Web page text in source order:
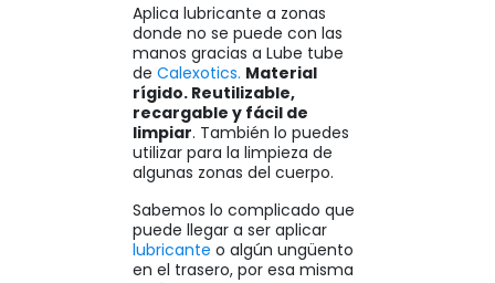
Aplica lubricante a zonas
donde no se puede con las
manos gracias a Lube tube
de Calexotics. Material
rígido. Reutilizable,
recargable y fácil de
limpiar. También lo puedes
utilizar para la limpieza de
algunas zonas del cuerpo.
Sabemos lo complicado que
puede llegar a ser aplicar
lubricante o algún ungüento
en el trasero, por esa misma